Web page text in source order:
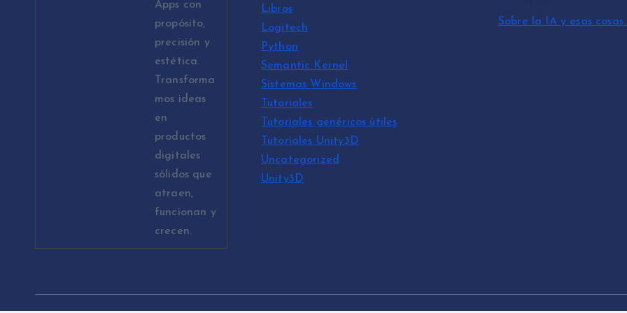
Apps con
propósito,
precisión y
estética.
Transforma
mos ideas
en
productos
digitales
sólidos que
atraen,
funcionan y
crecen.
Libros
Logitech
Python
Semantic Kernel
Sistemas Windows
Tutoriales
Tutoriales genéricos útiles
Tutoriales Unity3D
Uncategorized
Unity3D
Sobre la IA y esas